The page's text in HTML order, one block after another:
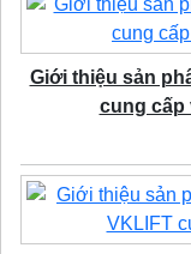
Giới thiệu sản
cung cấp